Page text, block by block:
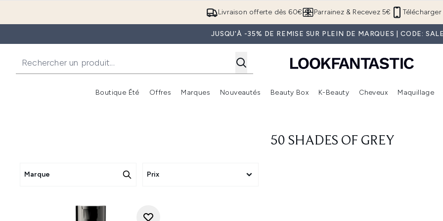
Passer au contenu principal
Livraison offerte dès 60€ Télécharger
Parrainez & Recevez 5€
JUSQU'À -35% DE REMISE SUR PLEIN DE MARQUES | CODE:
Boutique Été
Accédez au sous-menu (Boutique Été )
Offres
Accédez au sous-menu (Offres)
Marques
Accédez au sous-menu (Marques)
Nouveautés
Accédez au sous-menu (Nouveautés)
Beauty Box
Accédez au sous-menu (Beauty Box)
K-Beauty Cheveux Maquillage
50 SHADES OF GREY
Marque Prix